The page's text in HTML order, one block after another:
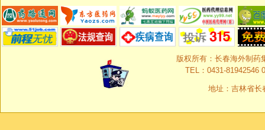
版权所有：长春海外制药
TEL：0431-81942546
地址：吉林省长